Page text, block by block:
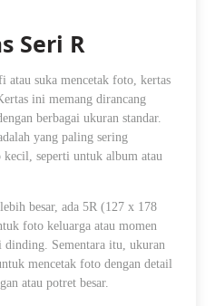
Seri R
suka mencetak foto, kertas
ini memang dirancang
berbagai ukuran standar.
yang paling sering
seperti untuk album atau
besar, ada 5R (127 x 178
foto keluarga atau momen
Sementara itu, ukuran
mencetak foto dengan detail
atau potret besar.